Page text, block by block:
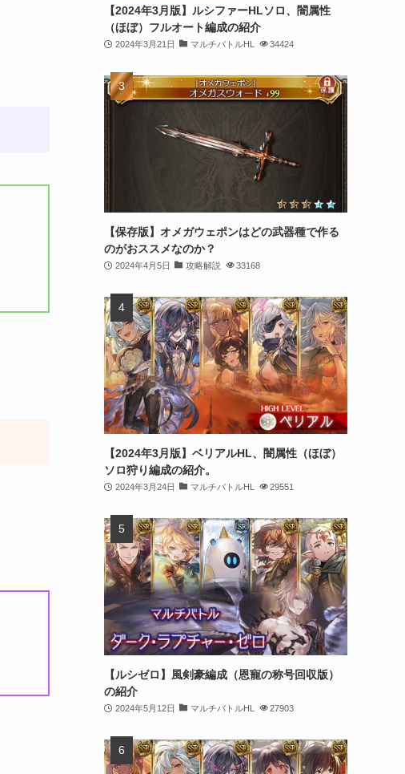
【2024年3月版】ルシファーHLソロ、闇属性
（ほぼ）フルオート編成の紹介
2024年3月21日 マルチバトルHL 34424
【保存版】オメガウェポンはどの武器種で作る
のがおススメなのか？
2024年4月5日 攻略解説 33168
【2024年3月版】ベリアルHL、闇属性（ほぼ）
ソロ狩り編成の紹介。
2024年3月24日 マルチバトルHL 29551
【ルシゼロ】風剣豪編成（恩寵の称号回収版）
の紹介
2024年5月12日 マルチバトルHL 27903